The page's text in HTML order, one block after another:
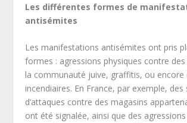
Les différentes formes de
antisémites
Les manifestations antisémites ont pris
formes : agressions physiques contre
la communauté juive, graffitis, ou encore
incendiaires. En France, par exemple, des
d’attaques contre des magasins
ont été signalée, ainsi que des